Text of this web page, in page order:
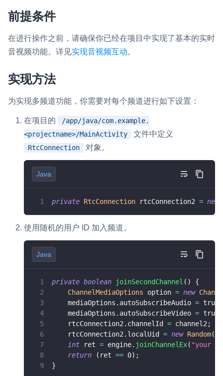
对实时音频和视频画面进行风险识别，并联动回调和业务处置流
程
云市场
一站式实时互动模块的选型、购买、账号打通
SDK 拓展插件
使用录制、推流、拉流等服务丰富互动体验
云端录制
本地服务端录制
旁路推流
云端转码
RTC 服务端 SDK
快速高效的文档转换解决方案
水晶球
全周期通话质量检测、回溯和分析方案
控制台
开通和管理声网各项产品服务的统一入口
低代码应用平台
灵动会议
低代码集成、灵活定制、超低延时的音视频会议
前提条件
在进行操作之前，请确保你已经在项目中实现了基本的实时
音视频功能。详见实现音视频互动。
实现方法
为实现多频道功能，你需要对每个频道进行如下设置：
在项目的
/app/java/com.example.
<projectname>/MainActivity
文件中定义
RtcConnection 对象。
Java
private RtcConnection rtcConnection2 = new
使用随机的用户 ID 加入频道。
Java
private boolean joinSecondChannel ( )
{
ChannelMediaOptions option = new
    mediaOptions
. autoSubscribeAudio = true
    mediaOptions
. autoSubscribeVideo = true
    rtcConnection2
. channelId = channel2 ;
    rtcConnection2
. localUid = new Random(
int ret = engine. joinChannelEx( "your
return
( ret == 0) ;
}